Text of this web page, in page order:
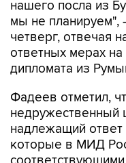
нашего посла из
мы не планируем",
четверг, отвечая
ответных мерах
дипломата из
Фадеев отметил,
недружественный
надлежащий
которые в МИД